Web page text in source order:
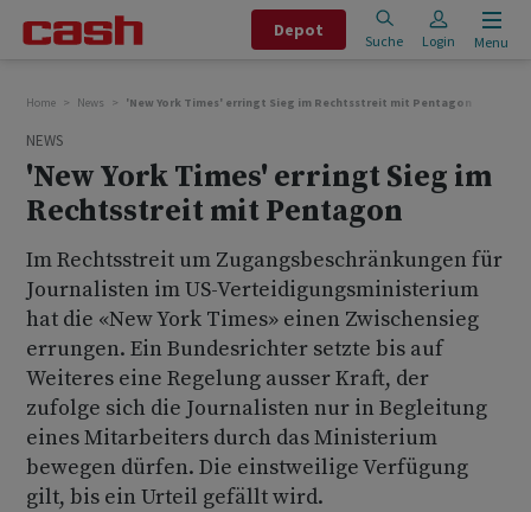
Depot
Suche Login Menu
Home News 'New York Times' erringt Sieg im Rechtsstreit mit Pentagon
NEWS
'New York Times' erringt Sieg im
Rechtsstreit mit Pentagon
Im Rechtsstreit um Zugangsbeschränkungen für
Journalisten im US-Verteidigungsministerium
hat die «New York Times» einen Zwischensieg
errungen. Ein Bundesrichter setzte bis auf
Weiteres eine Regelung ausser Kraft, der
zufolge sich die Journalisten nur in Begleitung
eines Mitarbeiters durch das Ministerium
bewegen dürfen. Die einstweilige Verfügung
gilt, bis ein Urteil gefällt wird.